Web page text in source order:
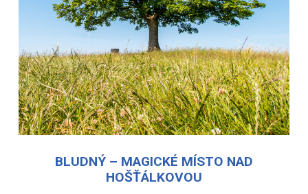
BLUDNÝ – MAGICKÉ MÍSTO NAD
HOŠŤÁLKOVOU